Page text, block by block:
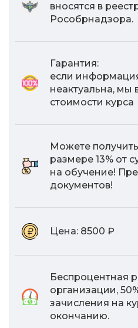
вносятся в
Рособрнадзора.
Гарантия:
если
неактуальна, мы
стоимости курса
Можете
размере 13% от
на обучение!
документов!
Цена: 8500 ₽
Беспроцентная
организации,
зачисления на
окончанию.